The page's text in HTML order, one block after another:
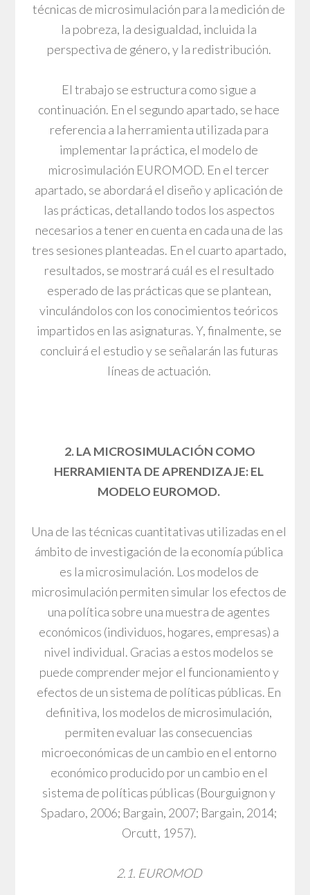
técnicas de microsimulación para la medición de
la pobreza, la desigualdad, incluida la
perspectiva de género, y la redistribución.
El trabajo se estructura como sigue a
continuación. En el segundo apartado, se hace
referencia a la herramienta utilizada para
implementar la práctica, el modelo de
microsimulación EUROMOD. En el tercer
apartado, se abordará el diseño y aplicación de
las prácticas, detallando todos los aspectos
necesarios a tener en cuenta en cada una de las
tres sesiones planteadas. En el cuarto apartado,
resultados, se mostrará cuál es el resultado
esperado de las prácticas que se plantean,
vinculándolos con los conocimientos teóricos
impartidos en las asignaturas. Y, finalmente, se
concluirá el estudio y se señalarán las futuras
líneas de actuación.
2. LA MICROSIMULACIÓN COMO
HERRAMIENTA DE APRENDIZAJE: EL
MODELO EUROMOD.
Una de las técnicas cuantitativas utilizadas en el
ámbito de investigación de la economía pública
es la microsimulación. Los modelos de
microsimulación permiten simular los efectos de
una política sobre una muestra de agentes
económicos (individuos, hogares, empresas) a
nivel individual. Gracias a estos modelos se
puede comprender mejor el funcionamiento y
efectos de un sistema de políticas públicas. En
definitiva, los modelos de microsimulación,
permiten evaluar las consecuencias
microeconómicas de un cambio en el entorno
económico producido por un cambio en el
sistema de políticas públicas (Bourguignon y
Spadaro, 2006; Bargain, 2007; Bargain, 2014;
Orcutt, 1957).
2.1. EUROMOD